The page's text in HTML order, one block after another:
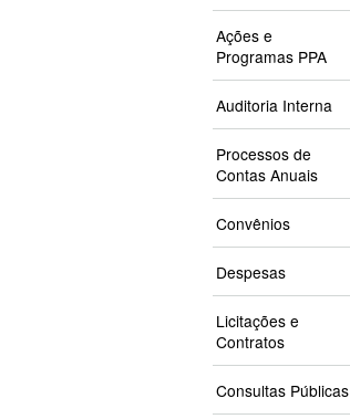
Ações e
Programas PPA
Auditoria Interna
Processos de
Contas Anuais
Convênios
Despesas
Licitações e
Contratos
Consultas Públicas